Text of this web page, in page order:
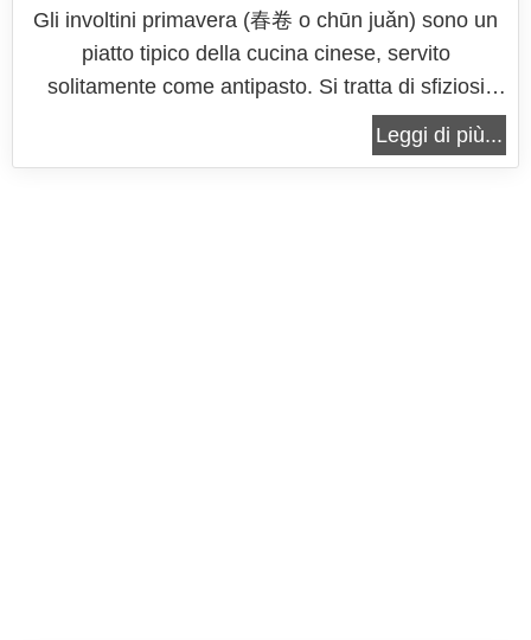
Gli involtini primavera (春卷 o chūn juǎn) sono un
piatto tipico della cucina cinese, servito
solitamente come antipasto. Si tratta di sfiziosi
involtini realizzati con una pasta molto sottile, tipo
carta di riso o pasta fillo, che racchiude un ricco
Leggi di più...